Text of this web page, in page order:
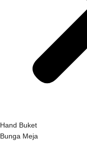
Hand Buket
Bunga Meja